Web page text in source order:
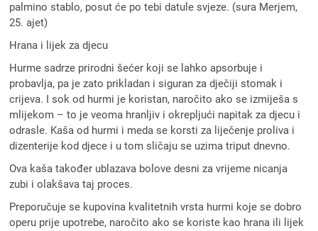
palmino stablo, posut će po tebi datule svjeze. (sura Merjem,
25. ajet)
Hrana i lijek za djecu
Hurme sadrze prirodni šećer koji se lahko apsorbuje i
probavlja, pa je zato prikladan i siguran za dječiji stomak i
crijeva. I sok od hurmi je koristan, naročito ako se izmiješa s
mlijekom – to je veoma hranljiv i okrepljući napitak za djecu i
odrasle. Kaša od hurmi i meda se korsti za liječenje proliva i
dizenterije kod djece i u tom sličaju se uzima triput dnevno.
Ova kaša također ublazava bolove desni za vrijeme nicanja
zubi i olakšava taj proces.
Preporučuje se kupovina kvalitetnih vrsta hurmi koje se dobro
operu prije upotrebe, naročito ako se koriste kao hrana ili lijek